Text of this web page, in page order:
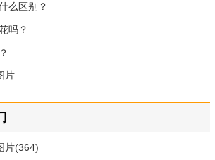
么区别？
吗？
片
片(364)